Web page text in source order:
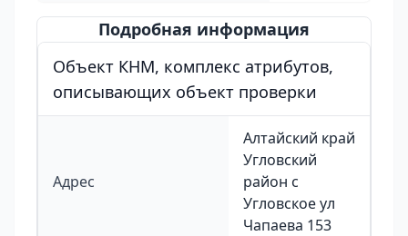
Подробная информация
Объект КНМ, комплекс атрибутов,
описывающих объект проверки
Адрес
Алтайский край
Угловский
район с
Угловское ул
Чапаева 153